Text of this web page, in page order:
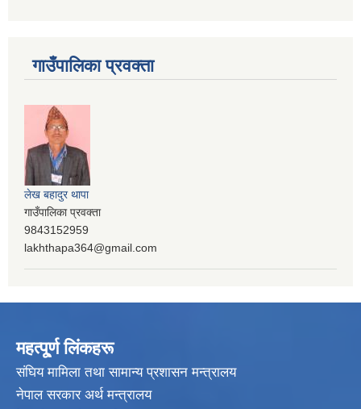
गाउँपालिका प्रवक्ता
लेख बहादुर थापा
गाउँपालिका प्रवक्ता
9843152959
lakhthapa364@gmail.com
महत्पू्र्ण लिंकहरू
संघिय मामिला तथा सामान्य प्रशासन मन्त्रालय
नेपाल सरकार अर्थ मन्त्रालय